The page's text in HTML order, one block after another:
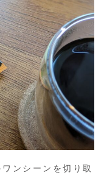
ンシーンを切り取